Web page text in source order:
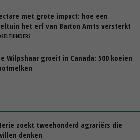
met grote impact: hoe een
het erf van Barton Arnts versterkt
Wilpshaar groeit in Canada: 500 koeien
zoekt tweehonderd agrariërs die
denken